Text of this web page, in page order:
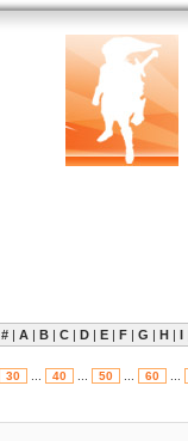
# | A | B | C | D | E | F | G | H | I
30 40 50 60